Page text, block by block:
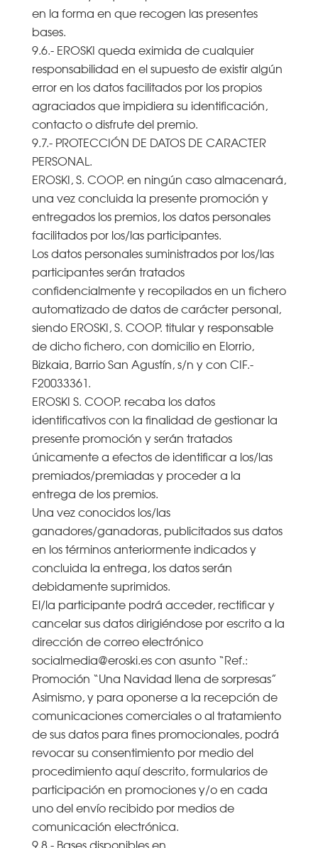
en la forma en que recogen las presentes
bases.
9.6.- EROSKI queda eximida de cualquier
responsabilidad en el supuesto de existir algún
error en los datos facilitados por los propios
agraciados que impidiera su identificación,
contacto o disfrute del premio.
9.7.- PROTECCIÓN DE DATOS DE CARACTER
PERSONAL.
EROSKI, S. COOP. en ningún caso almacenará,
una vez concluida la presente promoción y
entregados los premios, los datos personales
facilitados por los/las participantes.
Los datos personales suministrados por los/las
participantes serán tratados
confidencialmente y recopilados en un fichero
automatizado de datos de carácter personal,
siendo EROSKI, S. COOP. titular y responsable
de dicho fichero, con domicilio en Elorrio,
Bizkaia, Barrio San Agustín, s/n y con CIF.-
F20033361.
EROSKI S. COOP. recaba los datos
identificativos con la finalidad de gestionar la
presente promoción y serán tratados
únicamente a efectos de identificar a los/las
premiados/premiadas y proceder a la
entrega de los premios.
Una vez conocidos los/las
ganadores/ganadoras, publicitados sus datos
en los términos anteriormente indicados y
concluida la entrega, los datos serán
debidamente suprimidos.
El/la participante podrá acceder, rectificar y
cancelar sus datos dirigiéndose por escrito a la
dirección de correo electrónico
socialmedia@eroski.es con asunto “Ref.:
Promoción “Una Navidad llena de sorpresas”
Asimismo, y para oponerse a la recepción de
comunicaciones comerciales o al tratamiento
de sus datos para fines promocionales, podrá
revocar su consentimiento por medio del
procedimiento aquí descrito, formularios de
participación en promociones y/o en cada
uno del envío recibido por medios de
comunicación electrónica.
9.8.- Bases disponibles en